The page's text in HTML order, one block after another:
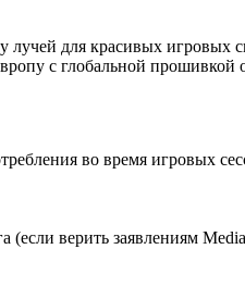
для красивых
с глобальной прошивкой
во время игровых
(если верить заявлениям